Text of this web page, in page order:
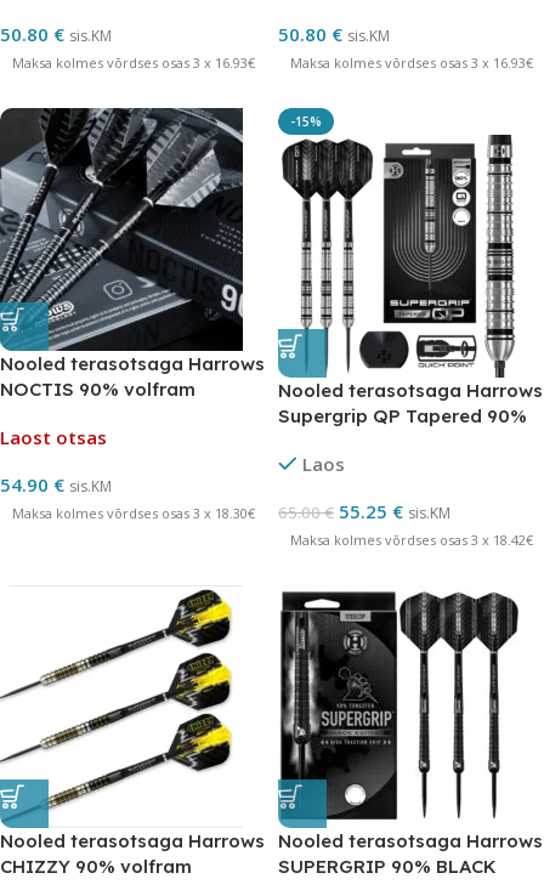
50.80 € sis.KM
Maksa kolmes võrdses osas 3 x 16.93€
50.80 € sis.KM
Maksa kolmes võrdses osas 3 x 16.93€
Nooled terasotsaga Harrows
NOCTIS 90% volfram
Laost otsas
54.90 € sis.KM
Maksa kolmes võrdses osas 3 x 18.30€
-15%
Nooled terasotsaga Harrows
Supergrip QP Tapered 90%
Laos
65.00€ 55.25 € sis.KM
Maksa kolmes võrdses osas 3 x 18.42€
Nooled terasotsaga Harrows
CHIZZY 90% volfram
Nooled terasotsaga Harrows
SUPERGRIP 90% BLACK